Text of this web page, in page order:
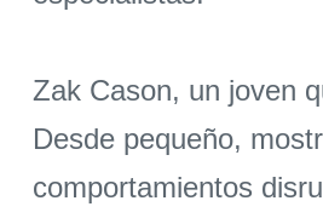
Zak Cason, un joven
Desde pequeño,
comportamientos